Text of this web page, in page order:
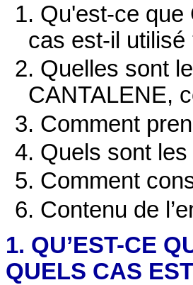
1. Qu'est-ce
cas est-il utilisé
2. Quelles sont
CANTALENE,
3. Comment
4. Quels sont
5. Comment
6. Contenu de
1. QU’EST-CE
QUELS CAS